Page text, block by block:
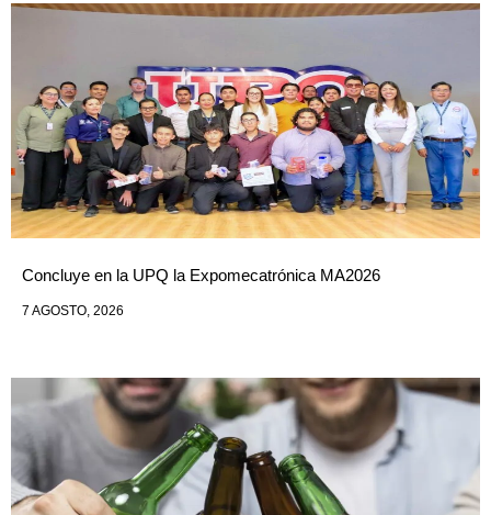
Concluye en la UPQ la Expomecatrónica MA2026
7 AGOSTO, 2026